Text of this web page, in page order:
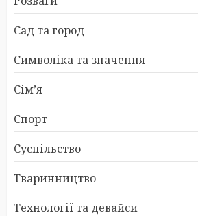
Сад та город
Символіка та значення
Сім’я
Спорт
Суспільство
Тваринництво
Технології та девайси